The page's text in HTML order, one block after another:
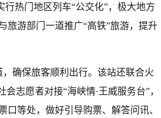
热门地区列车“公交化”，极大地方
旅游部门一道推广“高铁”旅游，提升
确保旅客顺利出行。该站还联合火
志愿者对接“海峡情·王威服务台”，
等处，做好引导购票、解答问讯、